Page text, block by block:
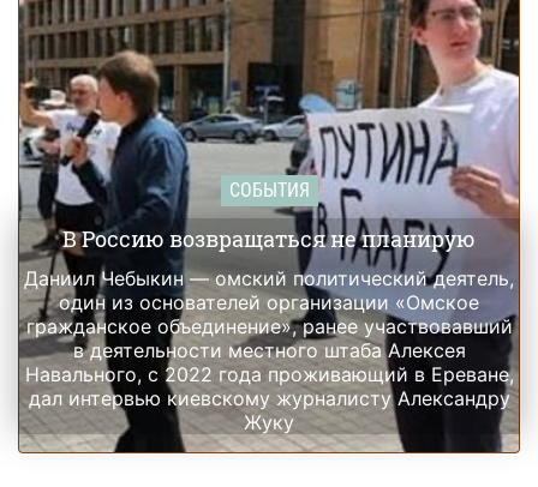
СОБЫТИЯ
В Россию возвращаться не планирую
Даниил Чебыкин — омский политический деятель,
один из основателей организации «Омское
гражданское объединение», ранее участвовавший
в деятельности местного штаба Алексея
Навального, с 2022 года проживающий в Ереване,
дал интервью киевскому журналисту Александру
Жуку